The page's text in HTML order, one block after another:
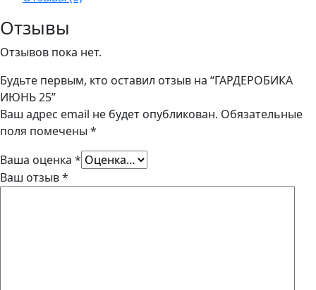
25
Отзывы
Отзывов пока нет.
Будьте первым, кто оставил отзыв на “ГАРДЕРОБИКА
ИЮНЬ 25”
Ваш адрес email не будет опубликован. Обязательные
поля помечены *
Ваша оценка *
Ваш отзыв*